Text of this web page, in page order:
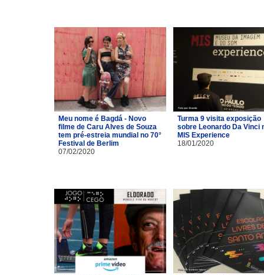
Meu nome é Bagdá - Novo
filme de Caru Alves de Souza
tem pré-estreia mundial no 70°
Festival de Berlim
07/02/2020
Turma 9 visita exposição
sobre Leonardo Da Vinci
MIS Experience
18/01/2020